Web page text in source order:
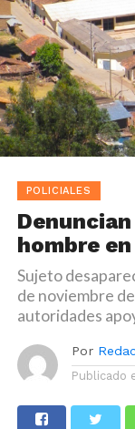
POLICIALES
hombre
Sujeto
de noviembre
autoridades
Por
Publicado